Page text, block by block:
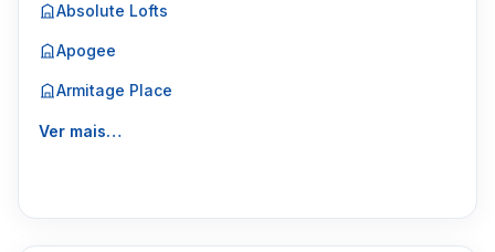
Absolute Lofts
Apogee
Armitage Place
Ver mais…